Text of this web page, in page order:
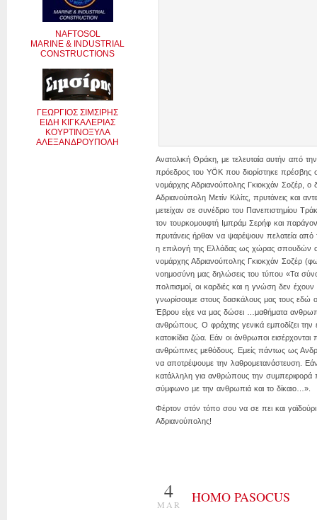
NAFTOSOL
MARINE & INDUSTRIAL
CONSTRUCTIONS
ΓΕΩΡΓΙΟΣ ΣΙΜΣΙΡΗΣ
ΕΙΔΗ ΚΙΓΚΑΛΕΡΙΑΣ
ΚΟΥΡΤΙΝΟΞΥΛΑ
ΑΛΕΞΑΝΔΡΟΥΠΟΛΗ
Ανατολική Θράκη, με τελευταία αυτήν από
πρόεδρος του YÖK που διορίστηκε πρέσβης
νομάρχης Αδριανούπολης Γκιοκχάν Σοζέρ, ο
Αδριανούπολη Μετίν Κιλίτς, πρυτάνεις και
μετείχαν σε συνέδριο του Πανεπιστημίου
τον τουρκομουφτή Ιμπράμ Σερήφ και
πρυτάνεις ήρθαν να ψαρέψουν πελατεία από
η επιλογή της Ελλάδας ως χώρας σπουδών
νομάρχης Αδριανούπολης Γκιοκχάν Σοζέρ
νοημοσύνη μας δηλώσεις του τύπου «Τα
πολιτισμοί, οι καρδιές και η γνώση δεν
γνωρίσουμε στους δασκάλους μας τους εδώ
Έβρου είχε να μας δώσει …μαθήματα
ανθρώπους. Ο φράχτης γενικά εμποδίζει
κατοικίδια ζώα. Εάν οι άνθρωποι
ανθρώπινες μεθόδους. Εμείς πάντως ως
να αποτρέψουμε την λαθρομετανάστευση.
κατάλληλη για ανθρώπους την συμπεριφορά
σύμφωνο με την ανθρωπιά και το δίκαιο…».
Φέρτον στόν τόπο σου να σε πει και
Αδριανούπολης!
4
MAR HOMO PASOCUS